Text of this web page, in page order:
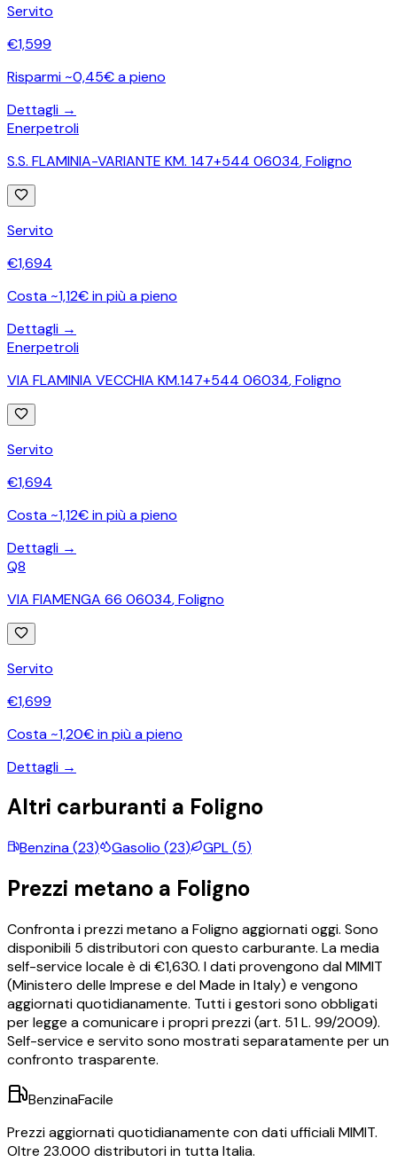
Servito
€1,599
Risparmi ~0,45€ a pieno
Dettagli →
Enerpetroli
S.S. FLAMINIA-VARIANTE KM. 147+544 06034,Foligno
Servito
€1,694
Costa ~1,12€ in più a pieno
Dettagli →
Enerpetroli
VIA FLAMINIA VECCHIA KM.147+544 06034,Foligno
Servito
€1,694
Costa ~1,12€ in più a pieno
Dettagli →
Q8
VIA FIAMENGA 66 06034,Foligno
Servito
€1,699
Costa ~1,20€ in più a pieno
Dettagli →
Altri carburanti a Foligno
Benzina(23) Gasolio (23) GPL(5)
Prezzi metano a Foligno
Confronta i prezzimetano aFoligno aggiornati oggi. Sono
disponibili 5 distributori con questo carburante. La media
self-service locale è di €1,630. I dati provengono dal MIMIT
(Ministero delle Imprese e del Made in Italy) e vengono
aggiornati quotidianamente. Tutti i gestori sono obbligati
per legge a comunicare i propri prezzi (art. 51 L. 99/2009).
Self-service e servito sono mostrati separatamente per un
confronto trasparente.
BenzinaFacile
Prezzi aggiornati quotidianamente con dati ufficiali MIMIT.
Oltre 23.000 distributori in tutta Italia.